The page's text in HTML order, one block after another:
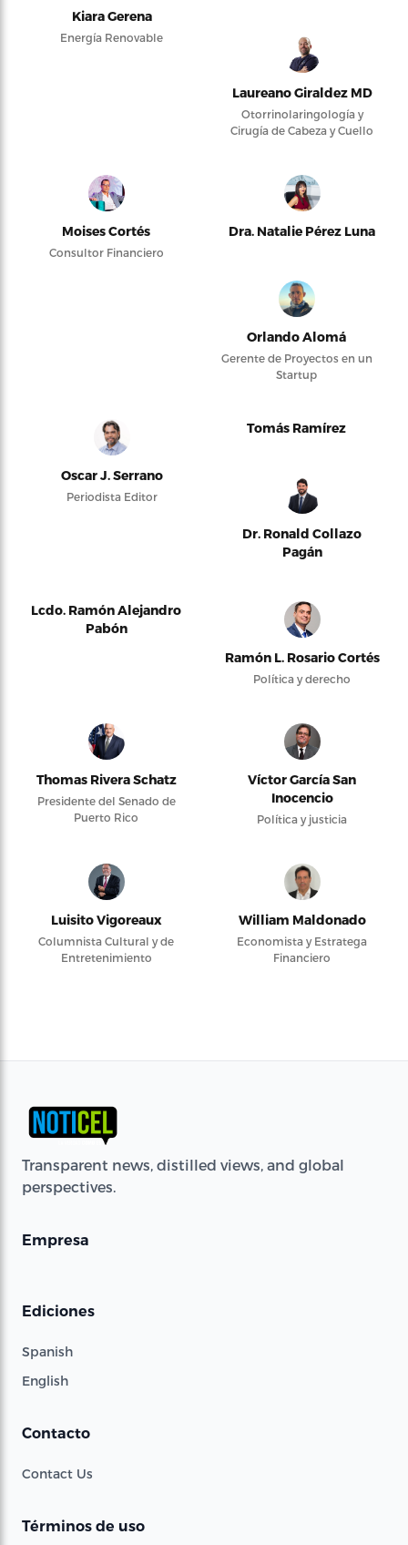
Kiara Gerena
Energía Renovable
Laureano Giraldez MD
Otorrinolaringología y
Cirugía de Cabeza y Cuello
Moises Cortés
Consultor Financiero
Dra. Natalie Pérez Luna
Orlando Alomá
Gerente de Proyectos en un
Startup
Oscar J. Serrano
Periodista Editor
Tomás Ramírez
Dr. Ronald Collazo
Pagán
Lcdo. Ramón Alejandro
Pabón
Ramón L. Rosario Cortés
Política y derecho
Thomas Rivera Schatz
Presidente del Senado de
Puerto Rico
Víctor García San
Inocencio
Política y justicia
Luisito Vigoreaux
Columnista Cultural y de
Entretenimiento
William Maldonado
Economista y Estratega
Financiero
Transparent news, distilled views, and global
perspectives.
Empresa
Ediciones
Spanish
English
Contacto
Contact Us
Términos de uso